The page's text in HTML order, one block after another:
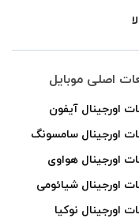
برد) و استفاده از
گوشی ها که منجر
اصلی موبایل
اورجینال آیفون
اورجینال سامسونگ
اورجینال هواوی
اورجینال شیائومی
اورجینال نوکیا